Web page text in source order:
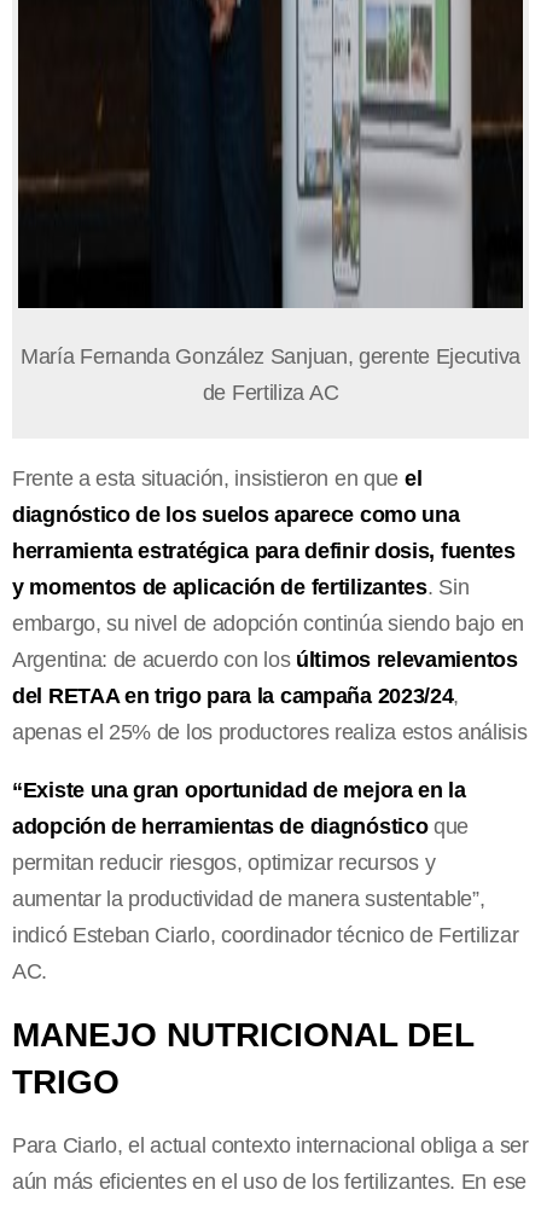
María Fernanda González Sanjuan, gerente Ejecutiva
de Fertiliza AC
Frente a esta situación, insistieron en que el
diagnóstico de los suelos aparece como una
herramienta estratégica para definir dosis, fuentes
y momentos de aplicación de fertilizantes. Sin
embargo, su nivel de adopción continúa siendo bajo en
Argentina: de acuerdo con los últimos relevamientos
del RETAA en trigo para la campaña 2023/24,
apenas el 25% de los productores realiza estos análisis
“Existe una gran oportunidad de mejora en la
adopción de herramientas de diagnósticoque
permitan reducir riesgos, optimizar recursos y
aumentar la productividad de manera sustentable”,
indicó Esteban Ciarlo, coordinador técnico de Fertilizar
AC.
MANEJO NUTRICIONAL DEL
TRIGO
Para Ciarlo, el actual contexto internacional obliga a ser
aún más eficientes en el uso de los fertilizantes. En ese